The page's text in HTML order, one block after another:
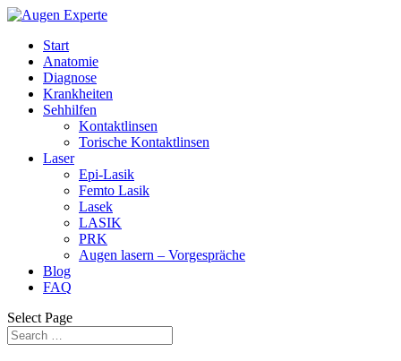
Start
Anatomie
Diagnose
Krankheiten
Sehhilfen
Kontaktlinsen
Torische Kontaktlinsen
Laser
Epi-Lasik
Femto Lasik
Lasek
LASIK
PRK
Augen lasern – Vorgespräche
Blog
FAQ
Select Page